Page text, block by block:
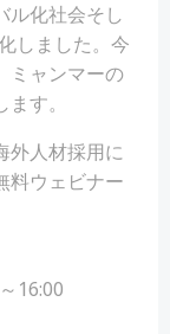
ル化社会そし
しました。今
ミャンマーの
す。
外人材採用に
料ウェビナー
16:00